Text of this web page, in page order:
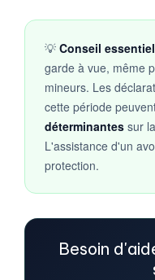
💡 Conseil
garde à vue, même
mineurs. Les
cette période
déterminantes sur
L'assistance d'un
protection.
Besoin